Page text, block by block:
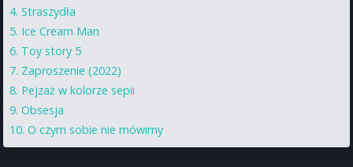
Straszydła
Ice Cream Man
Toy story 5
Zaproszenie (2022)
Pejzaż w kolorze sepii
Obsesja
O czym sobie nie mówimy